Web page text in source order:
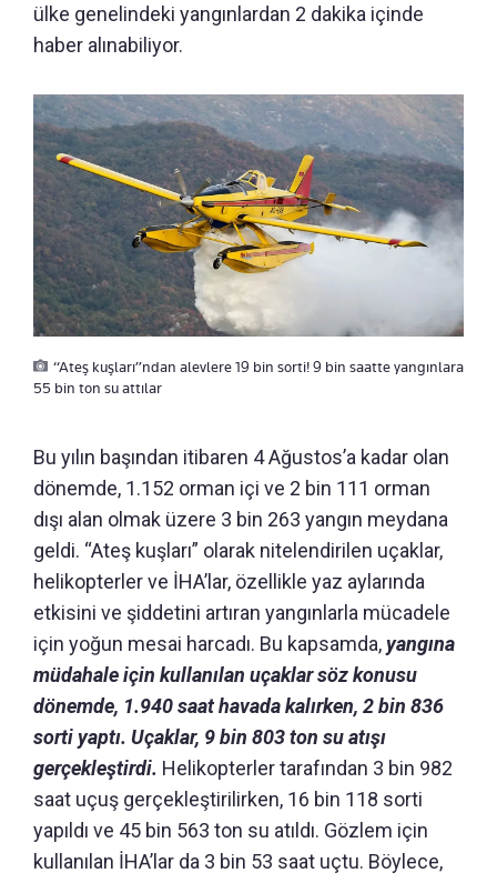
ülke genelindeki yangınlardan 2 dakika içinde
haber alınabiliyor.
“Ateş kuşları”ndan alevlere 19 bin sorti! 9 bin saatte yangınlara
55 bin ton su attılar
Bu yılın başından itibaren 4 Ağustos’a kadar olan
dönemde, 1.152 orman içi ve 2 bin 111 orman
dışı alan olmak üzere 3 bin 263 yangın meydana
geldi. “Ateş kuşları” olarak nitelendirilen uçaklar,
helikopterler ve İHA’lar, özellikle yaz aylarında
etkisini ve şiddetini artıran yangınlarla mücadele
için yoğun mesai harcadı. Bu kapsamda,yangına
müdahale için kullanılan uçaklar söz konusu
dönemde, 1.940 saat havada kalırken, 2 bin 836
sorti yaptı. Uçaklar, 9 bin 803 ton su atışı
gerçekleştirdi. Helikopterler tarafından 3 bin 982
saat uçuş gerçekleştirilirken, 16 bin 118 sorti
yapıldı ve 45 bin 563 ton su atıldı. Gözlem için
kullanılan İHA’lar da 3 bin 53 saat uçtu. Böylece,